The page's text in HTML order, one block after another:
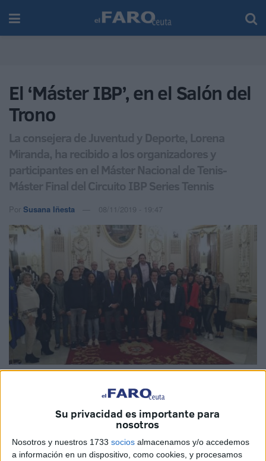
Su privacidad es importante para
nosotros
Nosotros y nuestros 1733 socios almacenamos y/o accedemos
a información en un dispositivo, como cookies, y procesamos
El ‘Máster IBP’, en el Salón del
Trono
La consejera de Juventud y Deporte, Lorena
Miranda, ha recibido a los organizadores y
participantes en el Máster Nacional de Tenis-
Máster Final del Circuito IBP Series Tennis
Por Susana Iñesta 08/11/2019 - 19:47
El Máster Nacional IBP Tennis Series 'Ciudad de Ceuta'
ha vestido de gala el Salón del Trono del Palacio